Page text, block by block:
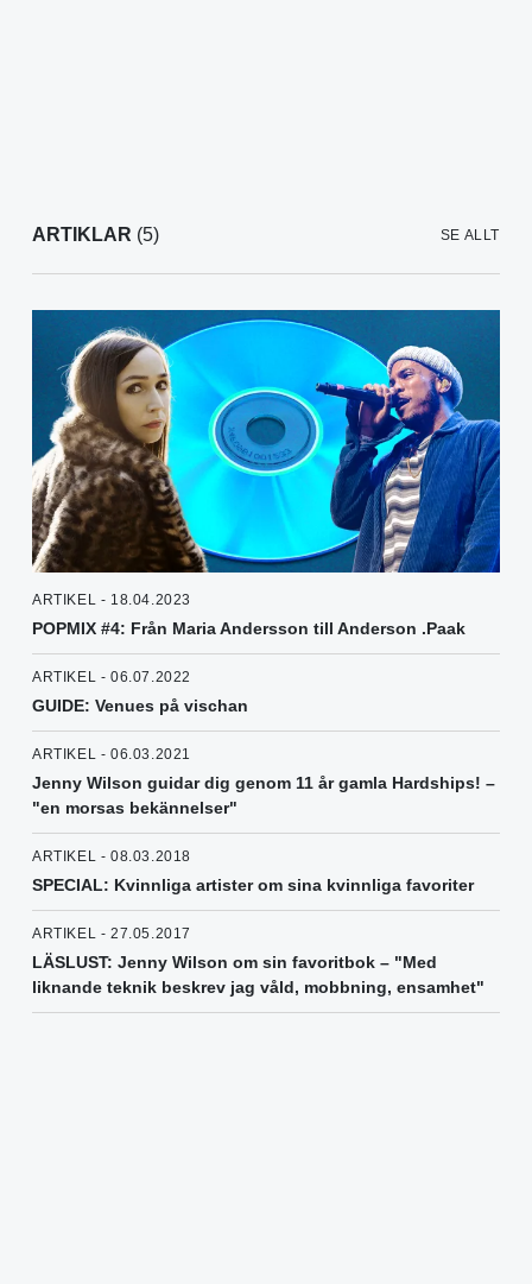
ARTIKLAR (5) SE ALLT
ARTIKEL - 18.04.2023
POPMIX #4: Från Maria Andersson till Anderson .Paak
ARTIKEL - 06.07.2022
GUIDE: Venues på vischan
ARTIKEL - 06.03.2021
Jenny Wilson guidar dig genom 11 år gamla Hardships! –
"en morsas bekännelser"
ARTIKEL - 08.03.2018
SPECIAL: Kvinnliga artister om sina kvinnliga favoriter
ARTIKEL - 27.05.2017
LÄSLUST: Jenny Wilson om sin favoritbok – "Med
liknande teknik beskrev jag våld, mobbning, ensamhet"